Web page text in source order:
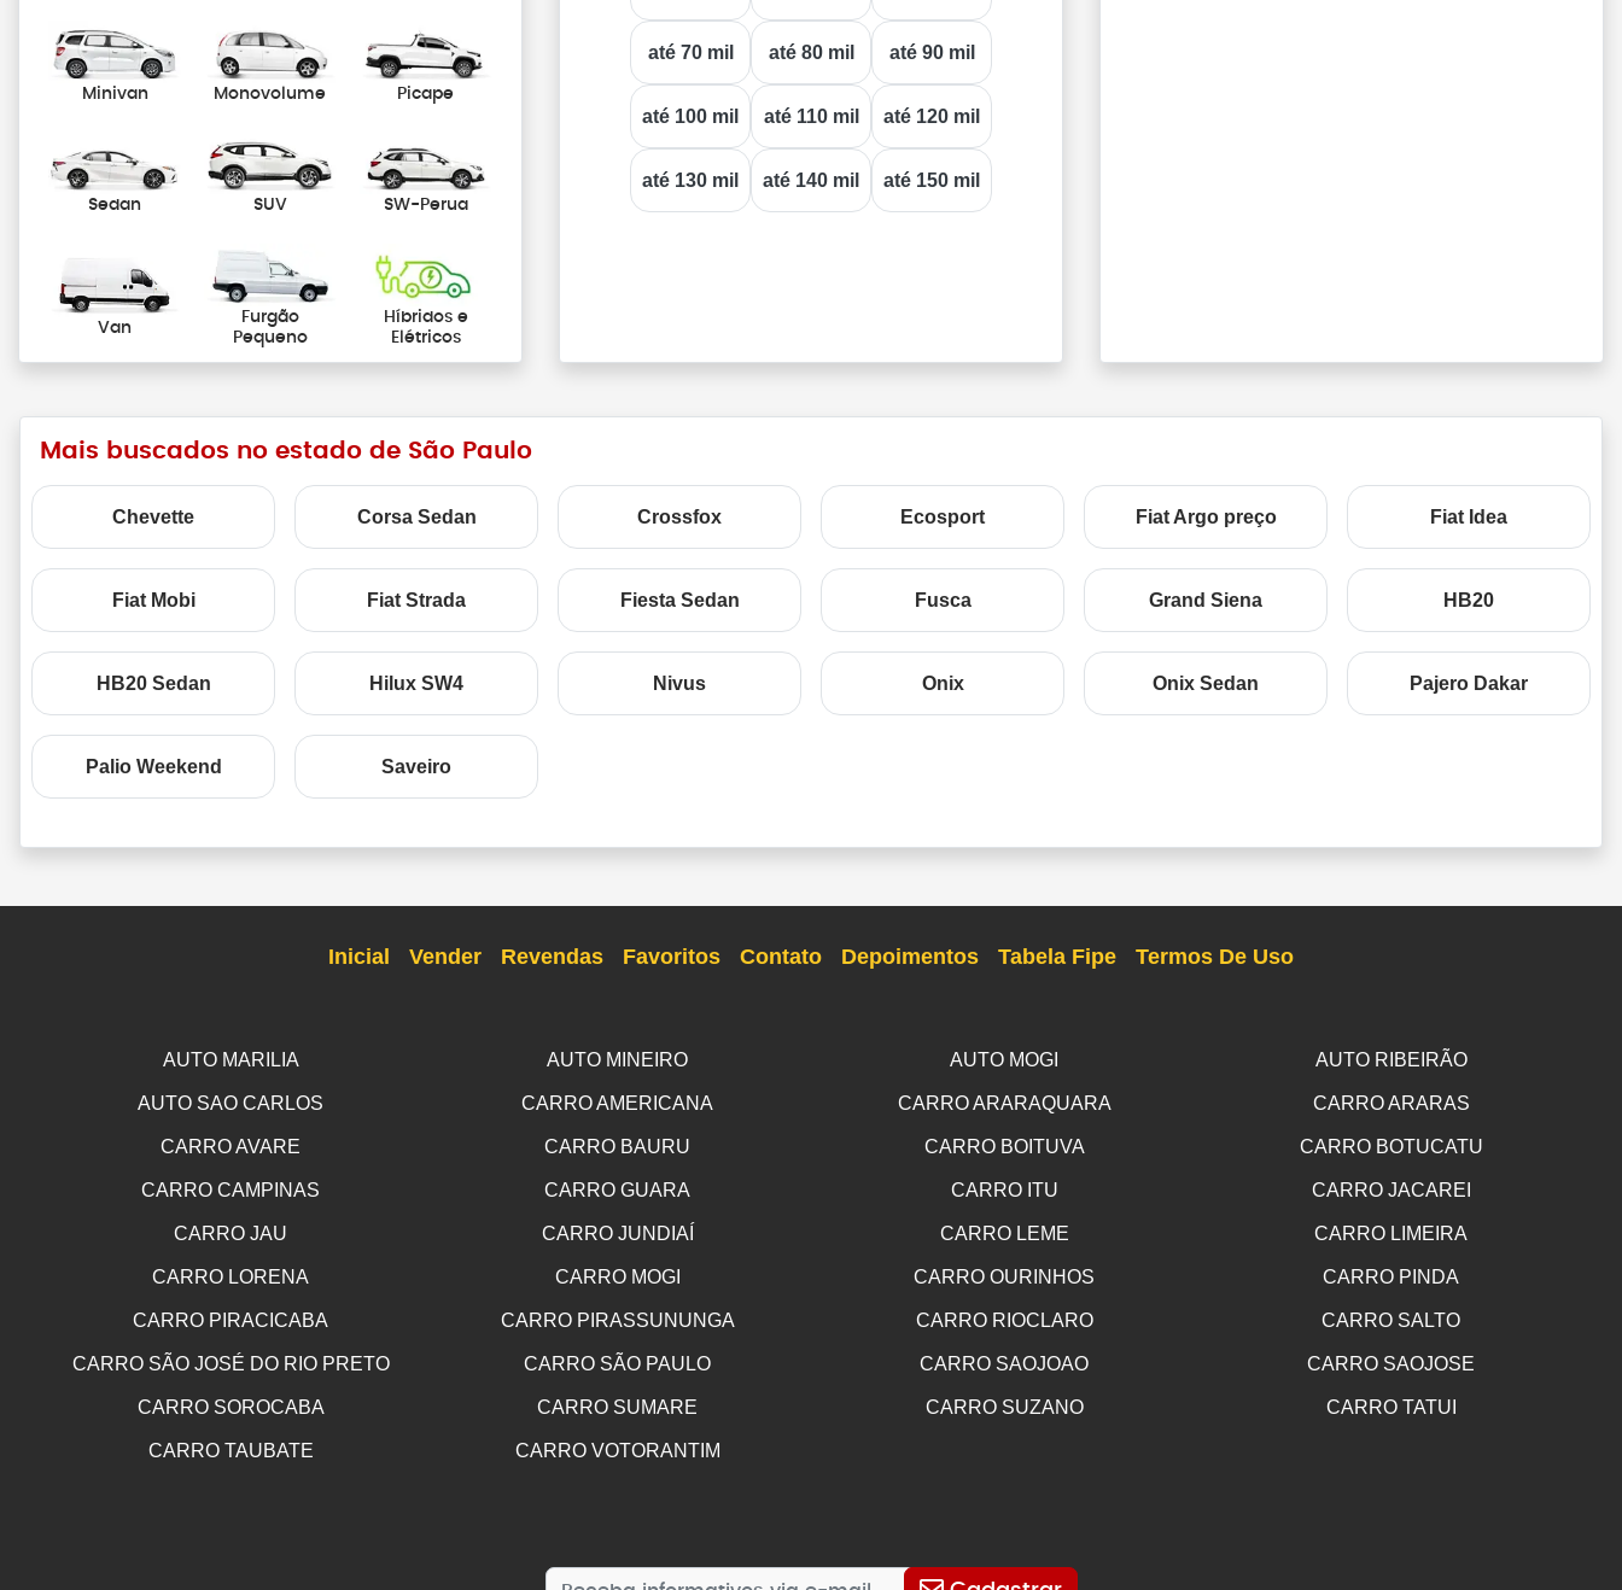
Minivan Monovolume Picape
Sedan SUV SW-Perua
Van
Furgão
Pequeno
Híbridos e
Elétricos
até 70 mil até 80 mil até 90 mil
até 100 mil até 110 mil até 120 mil
até 130 mil até 140 mil até 150 mil
Mais buscados no estado de São Paulo
Chevette Corsa Sedan Crossfox Ecosport Fiat Argo preço Fiat Idea
Fiat Mobi Fiat Strada Fiesta Sedan Fusca Grand Siena HB20
HB20 Sedan Hilux SW4 Nivus Onix Onix Sedan Pajero Dakar
Palio Weekend Saveiro
Inicial Vender Revendas Favoritos Contato Depoimentos Tabela Fipe Termos De Uso
AUTO MARILIA AUTO MINEIRO AUTO MOGI AUTO RIBEIRÃO
AUTO SAO CARLOS CARRO AMERICANA CARRO ARARAQUARA CARRO ARARAS
CARRO AVARE CARRO BAURU CARRO BOITUVA CARRO BOTUCATU
CARRO CAMPINAS CARRO GUARA CARRO ITU CARRO JACAREI
CARRO JAU CARRO JUNDIAÍ CARRO LEME CARRO LIMEIRA
CARRO LORENA CARRO MOGI CARRO OURINHOS CARRO PINDA
CARRO PIRACICABA CARRO PIRASSUNUNGA CARRO RIOCLARO CARRO SALTO
CARRO SÃO JOSÉ DO RIO PRETO CARRO SÃO PAULO CARRO SAOJOAO CARRO SAOJOSE
CARRO SOROCABA CARRO SUMARE CARRO SUZANO CARRO TATUI
CARRO TAUBATE CARRO VOTORANTIM